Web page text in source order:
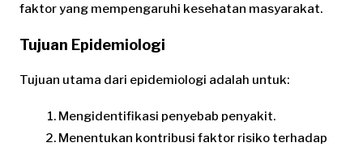
faktor yang mempengaruhi kesehatan masyarakat.
Tujuan Epidemiologi
Tujuan utama dari epidemiologi adalah untuk:
Mengidentifikasi penyebab penyakit.
Menentukan kontribusi faktor risiko terhadap